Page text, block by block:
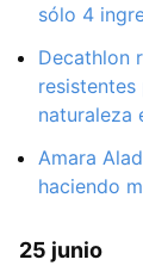
sólo 4
Decathlon
naturaleza
Amara
haciendo
25 junio